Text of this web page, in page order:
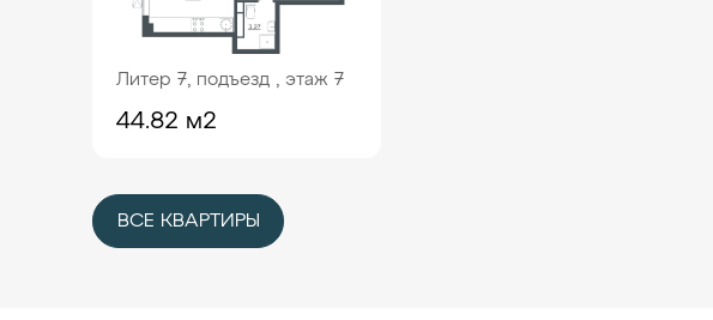
Литер 7, подъезд , этаж 7
44.82 м2
ВСЕ КВАРТИРЫ